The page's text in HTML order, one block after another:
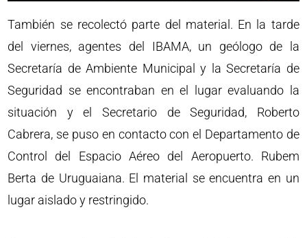
También se recolectó parte del material. En la tarde
del viernes, agentes del IBAMA, un geólogo de la
Secretaría de Ambiente Municipal y la Secretaría de
Seguridad se encontraban en el lugar evaluando la
situación y el Secretario de Seguridad, Roberto
Cabrera, se puso en contacto con el Departamento de
Control del Espacio Aéreo del Aeropuerto. Rubem
Berta de Uruguaiana. El material se encuentra en un
lugar aislado y restringido.